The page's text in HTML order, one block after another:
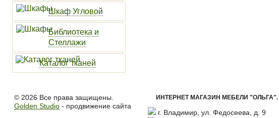
Шкаф Угловой
Библиотека и
Стеллажи
Каталог тканей
© 2026 Все права защищены.
Golden Studio - продвижение сайта
ИНТЕРНЕТ МАГАЗИН МЕБЕЛИ "ОЛЬГА".
г. Владимир, ул. Федосеева, д. 9